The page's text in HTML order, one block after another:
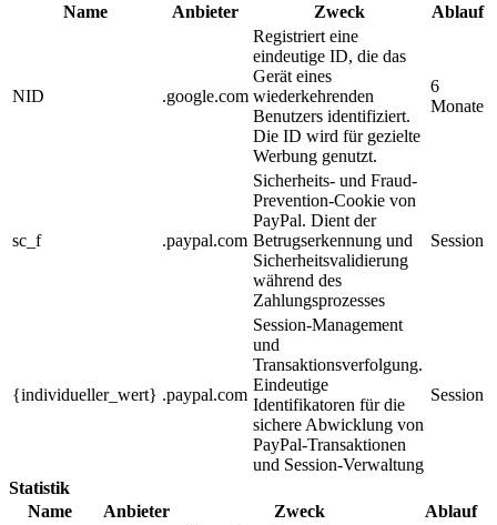
Name
Anbieter Zweck Ablauf
NID .google.com
Registriert eine
eindeutige ID, die das
Gerät eines
wiederkehrenden
Benutzers identifiziert.
Die ID wird für gezielte
Werbung genutzt.
6
Monate
sc_f .paypal.com
Sicherheits- und Fraud-
Prevention-Cookie von
PayPal. Dient der
Betrugserkennung und
Sicherheitsvalidierung
während des
Zahlungsprozesses
Session
{individueller_wert} .paypal.com
Session-Management
und
Transaktionsverfolgung.
Eindeutige
Identifikatoren für die
sichere Abwicklung von
PayPal-Transaktionen
und Session-Verwaltung
Session
Statistik
Name
Anbieter Zweck Ablauf